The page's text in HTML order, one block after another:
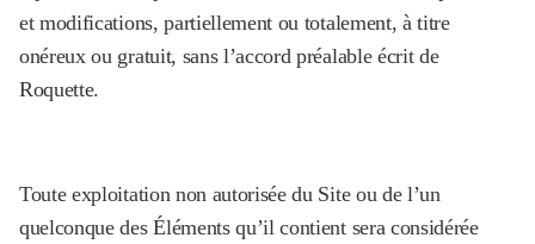
et modifications, partiellement ou totalement, à titre
onéreux ou gratuit, sans l’accord préalable écrit de
Roquette.
Toute exploitation non autorisée du Site ou de l’un
quelconque des Éléments qu’il contient sera considérée